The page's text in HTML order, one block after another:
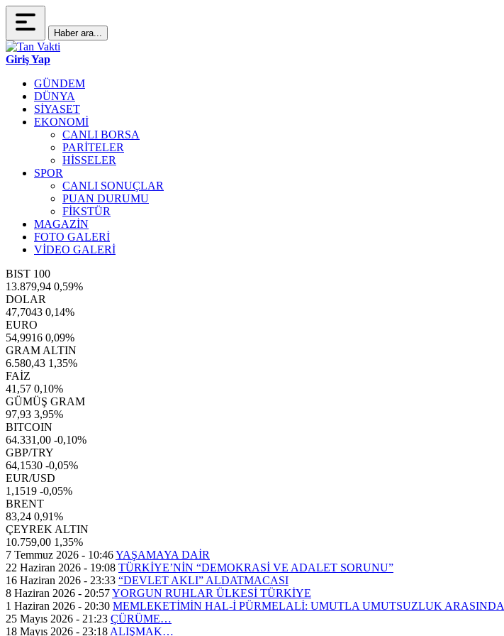
Haber ara...
Giriş Yap
GÜNDEM
DÜNYA
SİYASET
EKONOMİ
CANLI BORSA
PARİTELER
HİSSELER
SPOR
CANLI SONUÇLAR
PUAN DURUMU
FİKSTÜR
MAGAZİN
FOTO GALERİ
VİDEO GALERİ
BIST 100
13.879,94 0,59%
DOLAR
47,7043 0,14%
EURO
54,9916 0,09%
GRAM ALTIN
6.580,43 1,35%
FAİZ
41,57 0,10%
GÜMÜŞ GRAM
97,93 3,95%
BITCOIN
64.331,00 -0,10%
GBP/TRY
64,1530 -0,05%
EUR/USD
1,1519 -0,05%
BRENT
83,24 0,91%
ÇEYREK ALTIN
10.759,00 1,35%
7 Temmuz 2026 - 10:46YAŞAMAYA DAİR
22 Haziran 2026 - 19:08 TÜRKİYE’NİN “DEMOKRASİ VE ADALET SORUNU”
16 Haziran 2026 - 23:33 “DEVLET AKLI” ALDATMACASI
8 Haziran 2026 - 20:57YORGUN RUHLAR ÜLKESİ TÜRKİYE
1 Haziran 2026 - 20:30 MEMLEKETİMİN HAL-İ PÜRMELALİ: UMUTLA UMUTSUZLUK ARASINDA
25 Mayıs 2026 - 21:23 ÇÜRÜME…
18 Mayıs 2026 - 23:18 ALIŞMAK…